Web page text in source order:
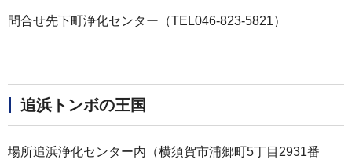
問合せ先下町浄化センター（TEL046-823-5821）
追浜トンボの王国
場所追浜浄化センター内（横須賀市浦郷町5丁目2931番